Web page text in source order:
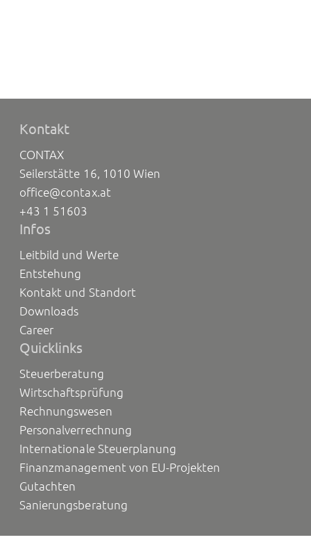
Kontakt
CONTAX
Seilerstätte 16, 1010 Wien
office@contax.at
+43 1 51603
Infos
Leitbild und Werte
Entstehung
Kontakt und Standort
Downloads
Career
Quicklinks
Steuerberatung
Wirtschaftsprüfung
Rechnungswesen
Personalverrechnung
Internationale Steuerplanung
Finanzmanagement von EU-Projekten
Gutachten
Sanierungsberatung